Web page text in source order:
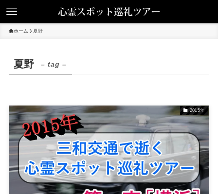
ホーム 夏野
夏野 – tag –
2015年